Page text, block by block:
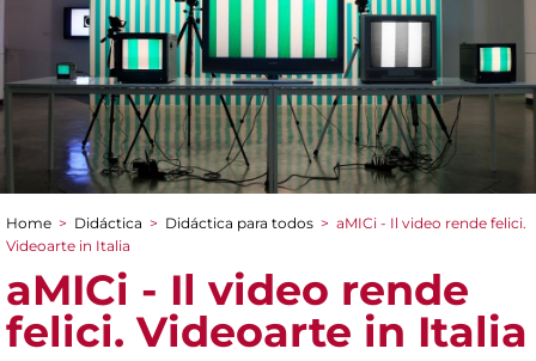
You are here
Home > Didáctica > Didáctica para todos > aMICi - Il video rende felici.
Videoarte in Italia
aMICi - Il video rende
felici. Videoarte in Italia